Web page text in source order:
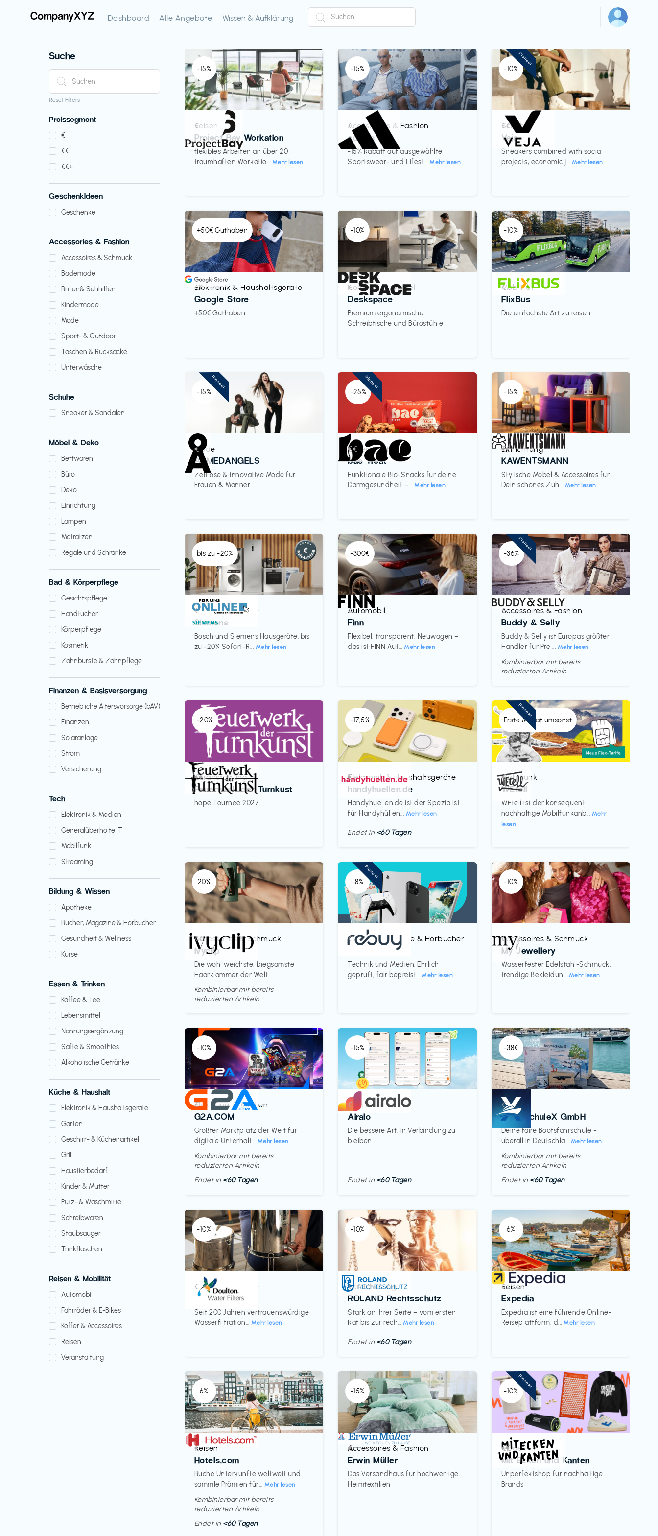
Dashboard Alle Angebote Wissen & Aufklärung
Suche
Reset Filters
Preissegment
€‎
€‎€‎
€‎€‎+
GeschenkIdeen
Geschenke
Accessories & Fashion
Accessoires & Schmuck
Bademode
Brillen& Sehhilfen
Kindermode
Mode
Sport- & Outdoor
Taschen & Rucksäcke
Unterwäsche
Schuhe
Sneaker & Sandalen
Möbel & Deko
Bettwaren
Büro
Deko
Einrichtung
Lampen
Matratzen
Regale und Schränke
Bad & Körperpflege
Gesichtspflege
Handtücher
Körperpflege
Kosmetik
Zahnbürste & Zahnpflege
Finanzen & Basisversorgung
Betriebliche Altersvorsorge (bAV)
Finanzen
Solaranlage
Strom
Versicherung
Tech
Elektronik & Medien
Generalüberholte IT
Mobilfunk
Streaming
Bildung & Wissen
Apotheke
Bücher, Magazine & Hörbücher
Gesundheit & Wellness
Kurse
Essen & Trinken
Kaffee & Tee
Lebensmittel
Nahrungsergänzung
Säfte & Smoothies
Alkoholische Getränke
Küche & Haushalt
Elektronik & Haushaltsgeräte
Garten
Geschirr- & Küchenartikel
Grill
Haustierbedarf
Kinder & Mutter
Putz- & Waschmittel
Schreibwaren
Staubsauger
Trinkflaschen
Reisen & Mobilität
Automobil
Fahrräder & E-Bikes
Koffer & Accessoires
Reisen
Veranstaltung
-15%
Reisen
Project Bay Workation
flexibles Arbeiten an über 20
traumhaften Workatio... Mehr lesen
€‎
-15%
Accessoires & Fashion
adidas
-15% Rabatt auf ausgewählte
Sportswear- und Lifest...Mehr lesen
€‎
-10%
Schuhe
Veja
Sneakers combined with social
projects, economic j... Mehr lesen
€€‎
Pioneer
+50€ Guthaben
Elektronik & Haushaltsgeräte
Google Store
+50€ Guthaben
€€‎
-10%
Homeoffice Möbel
Deskspace
Premium ergonomische
Schreibtische und Bürostühle
€‎
-10%
Mobilität
FlixBus
Die einfachste Art zu reisen
€‎
-15%
Mode
ARMEDANGELS
Zeitlose & innovative Mode für
Frauen & Männer.
€‎
Pioneer
-25%
Lebensmittel
bae Treat
Funktionale Bio-Snacks für deine
Darmgesundheit –...Mehr lesen
€€‎
Pioneer
-15%
Einrichtung
KAWENTSMANN
Stylische Möbel & Accessoires für
Dein schönes Zuh... Mehr lesen
€€‎
bis zu -20%
Küche & Haushalt
Siemens
Bosch und Siemens Hausgeräte: bis
zu -20% Sofort-R... Mehr lesen
€‎
-300€
Automobil
Finn
Flexibel, transparent, Neuwagen –
das ist FINN Aut...Mehr lesen
€‎
-36%
Accessoires & Fashion
Buddy & Selly
Buddy & Selly ist Europas größter
Händler für Prel... Mehr lesen
€‎
Kombinierbar mit bereits
reduzierten Artikeln
Pioneer
-20%
Veranstaltung
Feuerwerk der Turnkust
hope Tournee 2027
€€‎
-17,5%
Elektronik & Haushaltsgeräte
handyhuellen.de
Handyhuellen.de ist der Spezialist
für Handyhüllen... Mehr lesen
€‎
Endet in <60 Tagen
Erste Monat umsonst
Mobilfunk
WEtell
WEtell ist der konsequent
nachhaltige Mobilfunkanb... Mehr
lesen
€‎
Pioneer
20%
Accessoires & Schmuck
ivyclip
Die wohl weichste, biegsamste
Haarklammer der Welt
€€‎
Kombinierbar mit bereits
reduzierten Artikeln
-8%
Bücher, Magazine & Hörbücher
Technik und Medien: Ehrlich
geprüft, fair bepreist...Mehr lesen
€‎
Pioneer
-10%
Accessoires & Schmuck
My Jewellery
Wasserfester Edelstahl-Schmuck,
trendige Bekleidun... Mehr lesen
€‎
-10%
Elektronik & Medien
G2A.COM
Größter Marktplatz der Welt für
digitale Unterhalt... Mehr lesen
€‎
Kombinierbar mit bereits
reduzierten Artikeln
Endet in <60 Tagen
-15%
Mobilfunk
Airalo
Die bessere Art, in Verbindung zu
bleiben
€‎
Endet in <60 Tagen
-38€
Kurse
BootsschuleX GmbH
Deine faire Bootsfahrschule -
überall in Deutschla... Mehr lesen
€‎
Kombinierbar mit bereits
reduzierten Artikeln
Endet in <60 Tagen
-10%
Küche & Haushalt
Doulton
Seit 200 Jahren vertrauenswürdige
Wasserfiltration... Mehr lesen
€‎
-10%
Versicherung
ROLAND Rechtsschutz
Stark an Ihrer Seite – vom ersten
Rat bis zur rech...Mehr lesen
€‎
Endet in <60 Tagen
6%
Reisen
Expedia
Expedia ist eine führende Online-
Reiseplattform, d...Mehr lesen
€‎
6%
Reisen
Hotels.com
Buche Unterkünfte weltweit und
sammle Prämien für... Mehr lesen
€‎
Kombinierbar mit bereits
reduzierten Artikeln
Endet in <60 Tagen
-15%
Accessoires & Fashion
Erwin Müller
Das Versandhaus für hochwertige
Heimtextilien
€‎
-10%
Mode
Mit Ecken und Kanten
Unperfektshop für nachhaltige
Brands
€€‎
Pioneer